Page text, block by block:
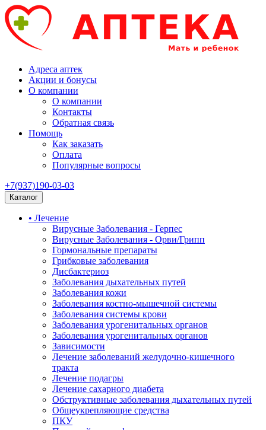
Адреса аптек
Акции и бонусы
О компании
О компании
Контакты
Обратная связь
Помощь
Как заказать
Оплата
Популярные вопросы
+7(937)190-03-03
Каталог
• Лечение
Вирусные Заболевания - Герпес
Вирусные Заболевания - Орви/Грипп
Гормональные препараты
Грибковые заболевания
Дисбактериоз
Заболевания дыхательных путей
Заболевания кожи
Заболевания костно-мышечной системы
Заболевания системы крови
Заболевания урогенитальных органов
Заболевания урогенитальных органов
Зависимости
Лечение заболеваний желудочно-кишечного
тракта
Лечение подагры
Лечение сахарного диабета
Обструктивные заболевания дыхательных путей
Общеукрепляющие средства
ПКУ